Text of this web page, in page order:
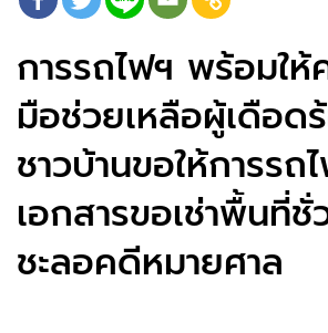
การรถไฟฯ พร้อมให้
มือช่วยเหลือผู้เดือด
ชาวบ้านขอให้การร
เอกสารขอเช่าพื้นที่ชั่
ชะลอคดีหมายศาล